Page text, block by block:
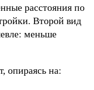
расстояния по
Второй вид
меньше
опираясь на: